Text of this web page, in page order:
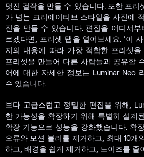
멋진 걸작을 만들 수 있습니다. 또한 프리
가 넘는 크리에이티브 스타일을 사진에
진을 만들 수 있습니다. 편집을 어디서
르겠다면, 프리셋 탭을 열어보세요. ‘이
지의 내용에 따라 가장 적합한 프리셋
프리셋을 만들어 다른 사람들과 공유할
어에 대한 자세한 정보는 Luminar Neo
수 있습니다.
보다 고급스럽고 정밀한 편집을 위해,
한 가능성을 확장하기 위해 특별히 설계
확장 기능으로 성능을 강화했습니다. 확
오류와 모션 블러를 제거하고, 최대 10개
하고, 배경을 쉽게 제거하고, 노이즈를 줄